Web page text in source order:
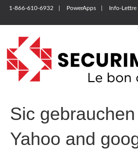
1-866-610-6932 PowerApps Info-Lettre
Sic
Yahoo and